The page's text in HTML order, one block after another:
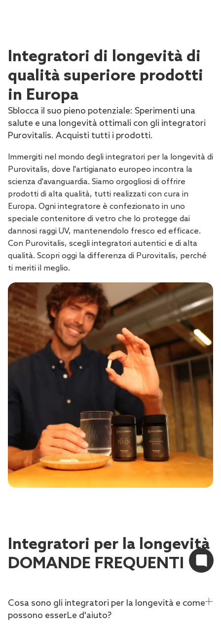
Integratori di longevità di
qualità superiore prodotti
in Europa
Sblocca il suo pieno potenziale: Sperimenti una
salute e una longevità ottimali con gli integratori
Purovitalis. Acquisti tutti i prodotti.
Immergiti nel mondo degli integratori per la longevità di
Purovitalis, dove l'artigianato europeo incontra la
scienza d'avanguardia. Siamo orgogliosi di offrire
prodotti di alta qualità, tutti realizzati con cura in
Europa. Ogni integratore è confezionato in uno
speciale contenitore di vetro che lo protegge dai
dannosi raggi UV, mantenendolo fresco ed efficace.
Con Purovitalis, scegli integratori autentici e di alta
qualità. Scopri oggi la differenza di Purovitalis, perché
ti meriti il meglio.
Integratori per la longevità
DOMANDE FREQUENTI
Cosa sono gli integratori per la longevità e come
possono esserLe d'aiuto?